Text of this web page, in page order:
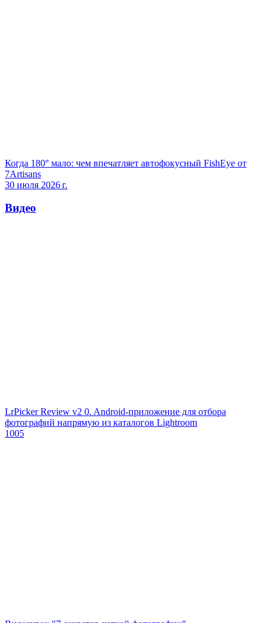
Когда 180° мало: чем впечатляет автофокусный FishEye от
7Artisans
30 июля 2026 г.
Видео
LrPicker Review v2 0. Android-приложение для отбора
фотографий напрямую из каталогов Lightroom
1005